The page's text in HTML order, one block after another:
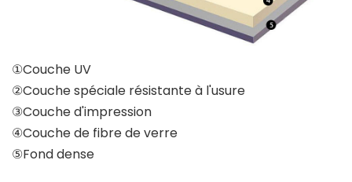
①Couche UV
②Couche spéciale résistante à l'usure
③Couche d'impression
④Couche de fibre de verre
⑤Fond dense